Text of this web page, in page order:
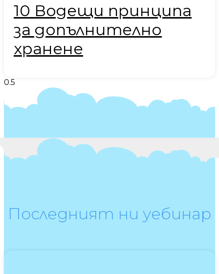
10 Водещи принципа
за допълнително
хранене
Последният ни уебинар